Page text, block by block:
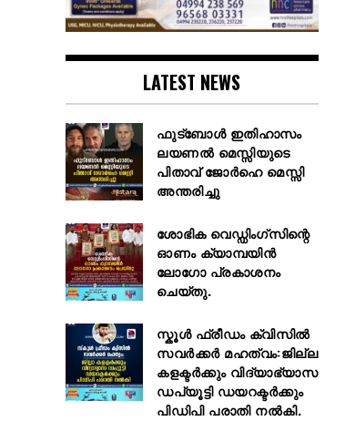
LATEST NEWS
ഫുട്ബോൾ ഇതിഹാസം
ലയണൽ മെസ്സിയുടെ
പിതാവ് ജോർഹെ മെസ്സി
അന്തരിച്ചു
ശോഭിക വെഡ്ഡിംഗ്സിന്റെ
ഓണം ക്യാമ്പയിൻ
ലോഗോ പ്രകാശനം
ചെയ്തു.
സ്കൂള്‍ ഫ്രീഡം ക്വിസില്‍
സവര്‍ക്കര്‍ മഹത്വം:ജില്ല
കളക്ടര്‍ക്കും വിദ്യാഭ്യാസ
ഡപ്യൂട്ടി ഡയറക്ടര്‍ക്കും
പിഡിപി പരാതി നല്‍കി.